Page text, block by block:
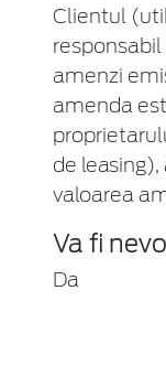
Clientul
amenzi
amenda
de
valoarea
Va fi
Da